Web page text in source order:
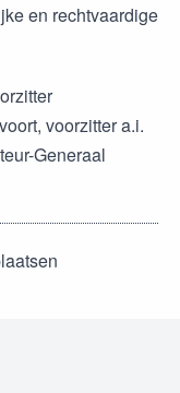
en rechtvaardige
voorzitter a.i.
Generaal